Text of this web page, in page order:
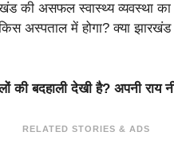
की असफल स्वास्थ्य व्यवस्था का
अस्पताल में होगा? क्या
की बदहाली देखी है? अपनी
RELATED STORIES & ADS